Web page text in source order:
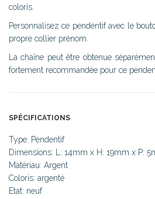
coloris.
Personnalisez ce pendentif avec le
propre collier prénom.
La chaîne peut être obtenue
fortement recommandée pour ce
SPÉCIFICATIONS
Type: Pendentif
Dimensions: L: 14mm x H: 19mm x P:
Matériau: Argent
Coloris: argenté
Etat: neuf